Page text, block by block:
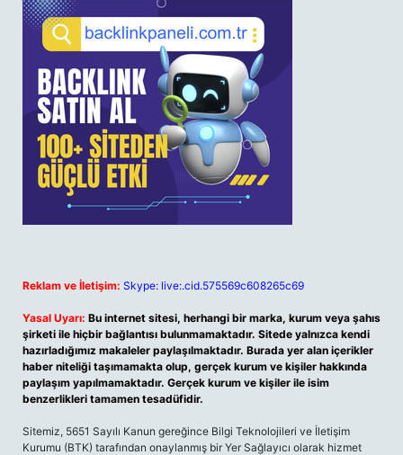
Reklam ve İletişim: Skype: live:.cid.575569c608265c69
Yasal Uyarı: Bu internet sitesi, herhangi bir marka, kurum veya şahıs
şirketi ile hiçbir bağlantısı bulunmamaktadır. Sitede yalnızca kendi
hazırladığımız makaleler paylaşılmaktadır. Burada yer alan içerikler
haber niteliği taşımamakta olup, gerçek kurum ve kişiler hakkında
paylaşım yapılmamaktadır. Gerçek kurum ve kişiler ile isim
benzerlikleri tamamen tesadüfidir.
Sitemiz, 5651 Sayılı Kanun gereğince Bilgi Teknolojileri ve İletişim
Kurumu (BTK) tarafından onaylanmış bir Yer Sağlayıcı olarak hizmet